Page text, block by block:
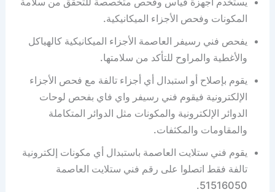
المكونات وفحص الأجزاء الميكانيكية.
يفحص فني رسيفر العاصمة الأجزاء الميكانيكية كالهياكل
والأغطية والمراوح للتأكد من سلامتها.
يقوم بإصلاح أو استبدال أي أجزاء تالفة مع فحص الأجزاء
الإلكترونية فيقوم فني رسيفر واي فاي بفحص لوحات
الدوائر الإلكترونية والمكونات مثل الدوائر المتكاملة
والمقاومات والمكثفات.
يقوم فني ستلايت العاصمة باستبدال أي مكونات إلكترونية
تالفة فقط اتصلوا على رقم فني ستلايت العاصمة
51516050.